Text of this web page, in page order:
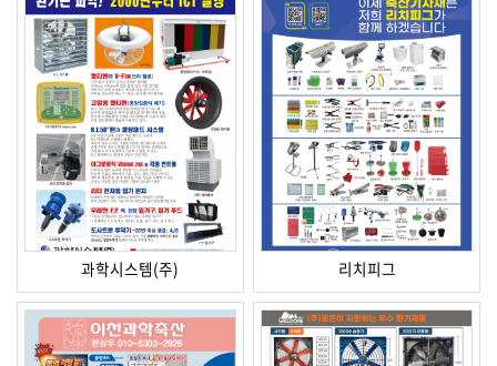
과학시스템(주) 리치피그